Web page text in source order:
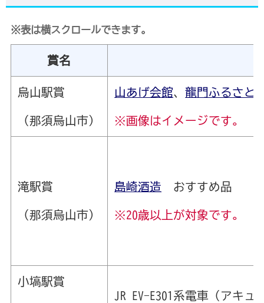
※表は横スクロールできます。
賞名
烏山駅賞
（那須烏山市）
山あげ会館、龍門ふるさと
※画像はイメージです。
滝駅賞
（那須烏山市）
島崎酒造 おすすめ品
※20歳以上が対象です。
小塙駅賞
JR EV-E301系電車（アキ